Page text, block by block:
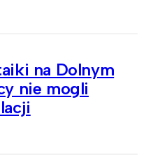
na Dolnym
nie mogli